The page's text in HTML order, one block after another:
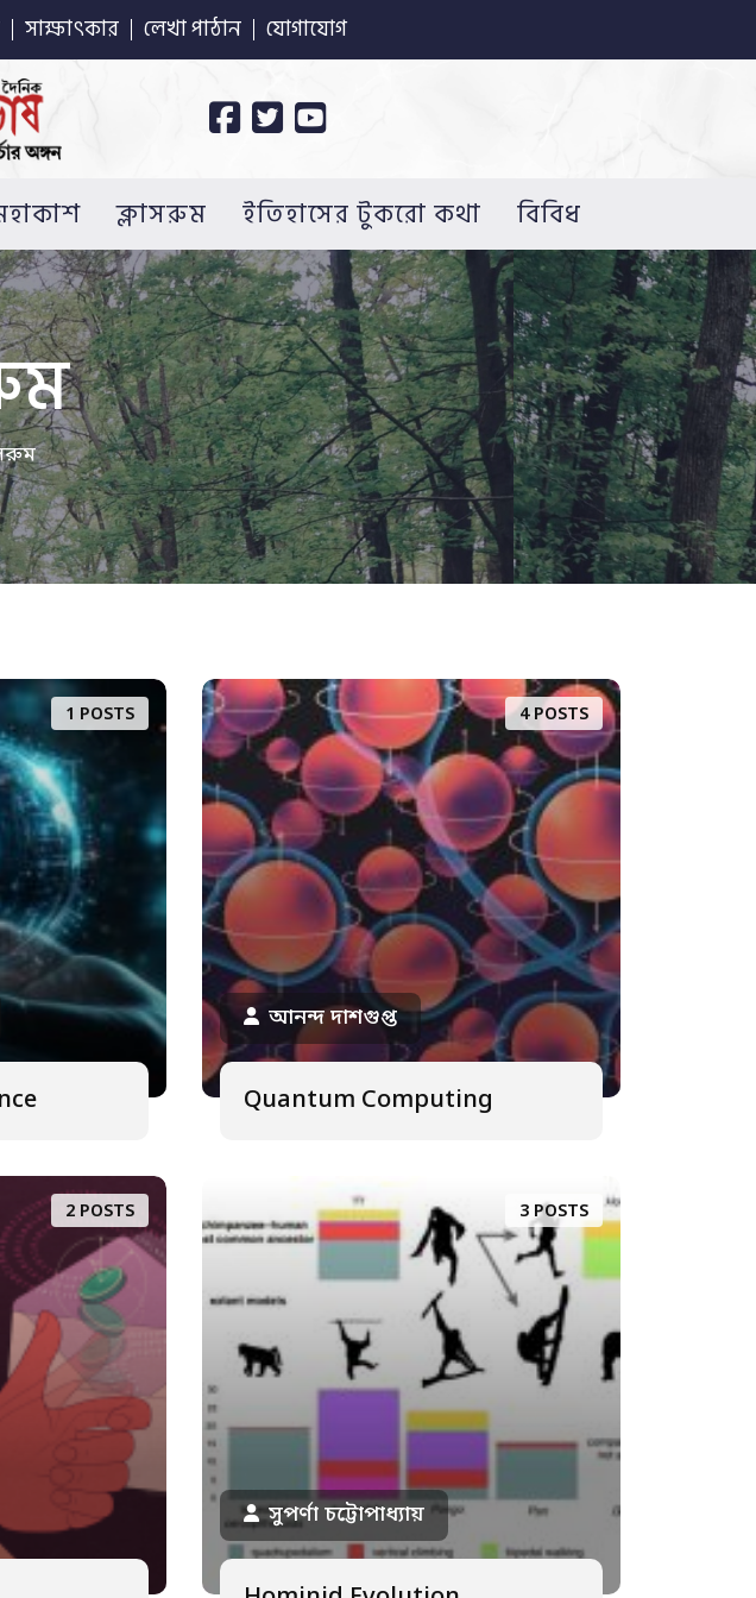
সাক্ষাৎকার লেখা পাঠান যোগাযোগ
ক্লাসরুম ইতিহাসের টুকরো কথা বিবিধ
1 POSTS 4 POSTS
আনন্দ দাশগুপ্ত
Quantum Computing
2 POSTS 3 POSTS
সুপর্ণা চট্টোপাধ্যায়